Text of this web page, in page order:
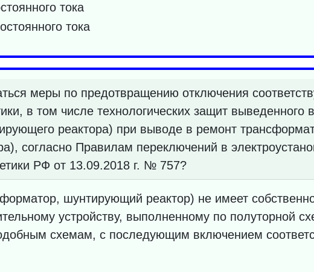
тока
тока
меры по предотвращению отключения
в том числе технологических защит выведенного
реактора) при выводе в ремонт
согласно Правилам переключений в
РФ от 13.09.2018 г. № 757?
шунтирующий реактор) не имеет
устройству, выполненному по полуторной
схемам, с последующим включением